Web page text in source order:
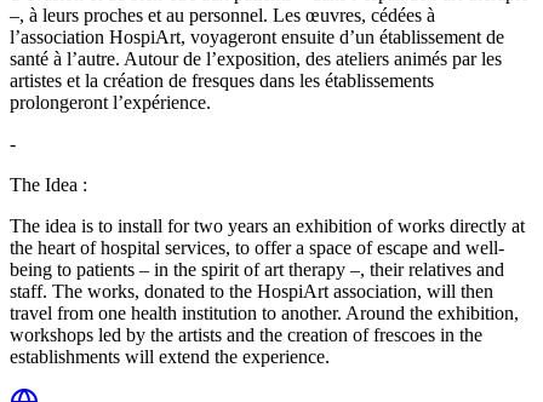
–, à leurs proches et au personnel. Les œuvres, cédées à
l’association HospiArt, voyageront ensuite d’un établissement de
santé à l’autre. Autour de l’exposition, des ateliers animés par les
artistes et la création de fresques dans les établissements
prolongeront l’expérience.
-
The Idea :
The idea is to install for two years an exhibition of works directly at
the heart of hospital services, to offer a space of escape and well-
being to patients – in the spirit of art therapy –, their relatives and
staff. The works, donated to the HospiArt association, will then
travel from one health institution to another. Around the exhibition,
workshops led by the artists and the creation of frescoes in the
establishments will extend the experience.